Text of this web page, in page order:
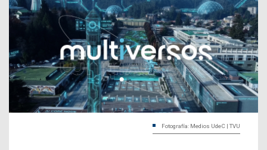
Fotografía: Medios UdeC | TVU